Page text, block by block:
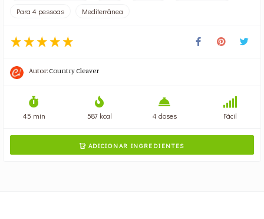
Para 4 pessoas
Mediterrânea
Autor:Country Cleaver
45 min 587 kcal 4 doses Fácil
ADICIONAR INGREDIENTES